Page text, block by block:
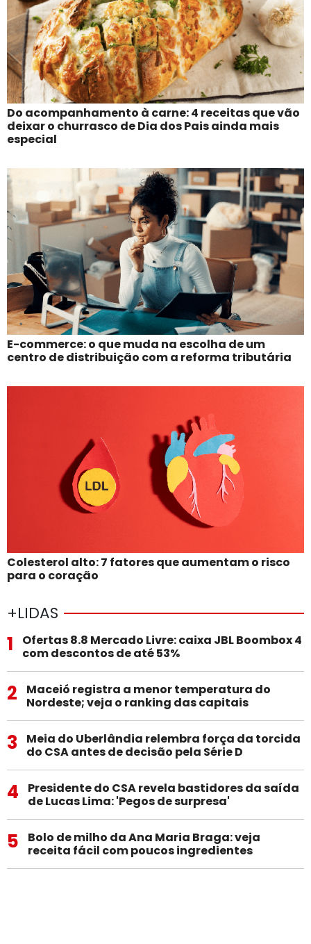
Do acompanhamento à carne: 4 receitas que vão
deixar o churrasco de Dia dos Pais ainda mais
especial
E-commerce: o que muda na escolha de um
centro de distribuição com a reforma tributária
Colesterol alto: 7 fatores que aumentam o risco
para o coração
+LIDAS
1
Ofertas 8.8 Mercado Livre: caixa JBL Boombox 4
com descontos de até 53%
2
Maceió registra a menor temperatura do
Nordeste; veja o ranking das capitais
3
Meia do Uberlândia relembra força da torcida
do CSA antes de decisão pela Série D
4
Presidente do CSA revela bastidores da saída
de Lucas Lima: 'Pegos de surpresa'
5
Bolo de milho da Ana Maria Braga: veja
receita fácil com poucos ingredientes